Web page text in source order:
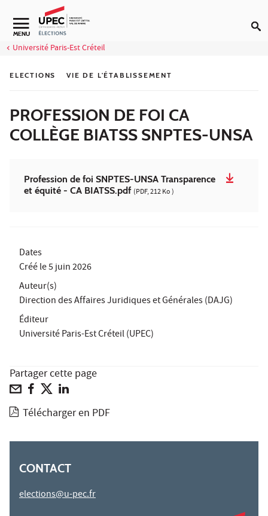
Aller au contenu
Navigation secondaire
MENU
Université Paris-Est Créteil
ELECTIONS VIE DE L'ÉTABLISSEMENT
PROFESSION DE FOI CA
COLLÈGE BIATSS SNPTES-UNSA
Profession de foi SNPTES-UNSA Transparence
et équité - CA BIATSS.pdf (PDF, 212 Ko )
Dates
Créé le5 juin 2026
Auteur(s)
Direction des Affaires Juridiques et Générales (DAJG)
Éditeur
Université Paris-Est Créteil (UPEC)
Partager cette page
Télécharger en PDF
CONTACT
elections@u-pec.fr